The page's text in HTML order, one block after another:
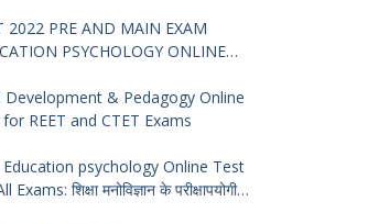
2022 PRE AND MAIN EXAM
PSYCHOLOGY ONLINE
Development & Pedagogy Online
REET and CTET Exams
Education psychology Online Test
Exams: शिक्षा मनोविज्ञान के परीक्षापयोगी